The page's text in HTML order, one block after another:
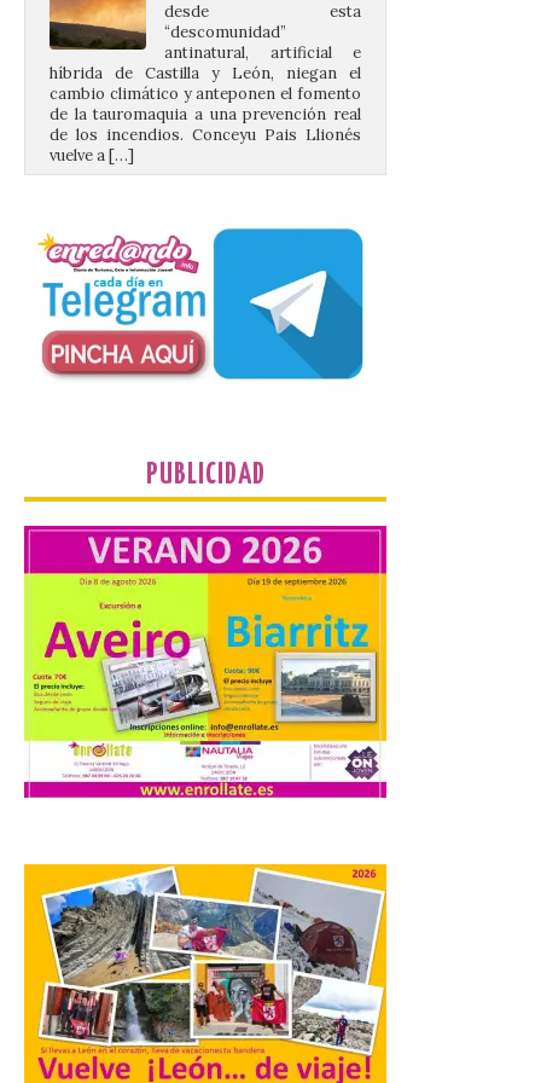
antinatural, artificial e
híbrida de Castilla y León, niegan el
cambio climático y anteponen el fomento
de la tauromaquia a una prevención real
de los incendios. Conceyu Pais Llionés
vuelve a […]
a pie o en transporte
público y evitar el
vehículo privado para el
eclipse
8 Ago 2026
puntos como el faro de
Cabo Mayor, Cueto,
Corbanera o Ciriego y
especial de lanzaderas desde el PCTCAN
a Ciriego. El Ayuntamiento de […]
Turismo de Extremadura
impulsa nuevas
iniciativas relacionadas
con el trío de eclipses para
afianzar a Extremadura
como referente en
astroturismo
Extremadura cuenta con
uno de los cielos
estrellados con menor
contaminación lumínica
de Europa, un recurso
natural que permite disfrutar de
actividades de astroturismo durante todo
el año. La Dirección General de Turismo
PUBLICIDAD